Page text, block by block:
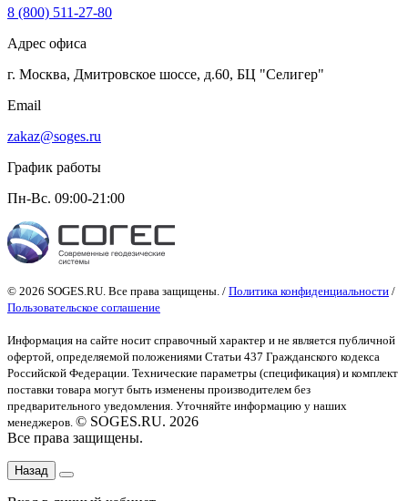
8 (800) 511-27-80
Адрес офиса
г. Москва, Дмитровское шоссе, д.60, БЦ "Селигер"
Email
zakaz@soges.ru
График работы
Пн-Вс. 09:00-21:00
© 2026 SOGES.RU. Все права защищены. / Политика конфиденциальности /
Пользовательское соглашение
Информация на сайте носит справочный характер и не является публичной
офертой, определяемой положениями Статьи 437 Гражданского кодекса
Российской Федерации. Технические параметры (спецификация) и комплект
поставки товара могут быть изменены производителем без
предварительного уведомления. Уточняйте информацию у наших
менеджеров. © SOGES.RU. 2026
Все права защищены.
Назад